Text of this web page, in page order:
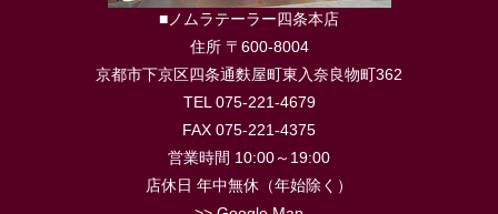
■ノムラテーラー四条本店
住所 〒600-8004
京都市下京区四条通麩屋町東入奈良物町362
TEL 075-221-4679
FAX 075-221-4375
営業時間 10:00～19:00
店休日 年中無休（年始除く）